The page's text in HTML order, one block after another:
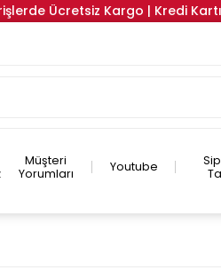
Ücretsiz Kargo | Kredi
Müşteri
Yorumları
Youtube